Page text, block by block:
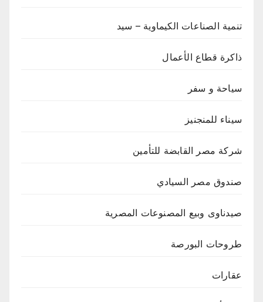
تنمية الصناعات الكيماوية – سيد
ذاكرة قطاع الأعمال
سياحة و سفر
سيناء للمنجنيز
شركة مصر القابضة للتأمين
صندوق مصر السيادي
صيدناوى وبيع المصنوعات المصرية
طروحات البورصة
عقارات